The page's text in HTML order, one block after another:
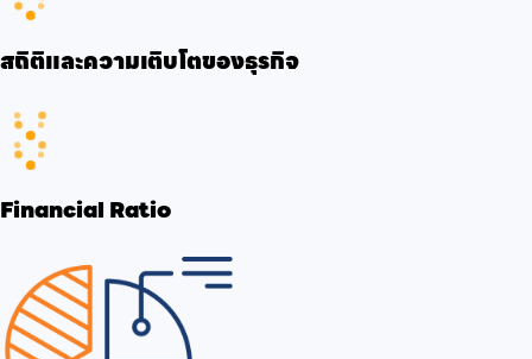
สถิติและความเติบโตของธุรกิจ
Financial Ratio